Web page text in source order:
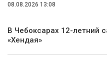
08.08.2026 13:08
В Чебоксарах 12-летний
«Хендая»